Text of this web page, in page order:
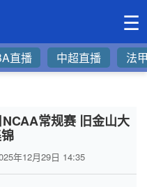
☰
直播 中超直播 法
常规赛 旧金山大
年12月29日 14:35